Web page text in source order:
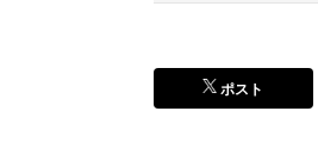
ポスト